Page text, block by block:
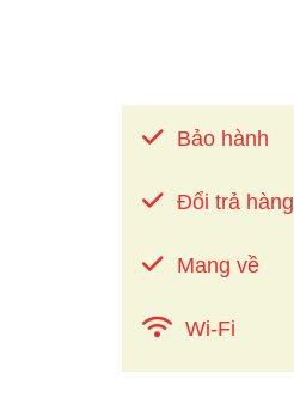
Bảo hành
Đổi trả hàng
Mang về
Wi-Fi